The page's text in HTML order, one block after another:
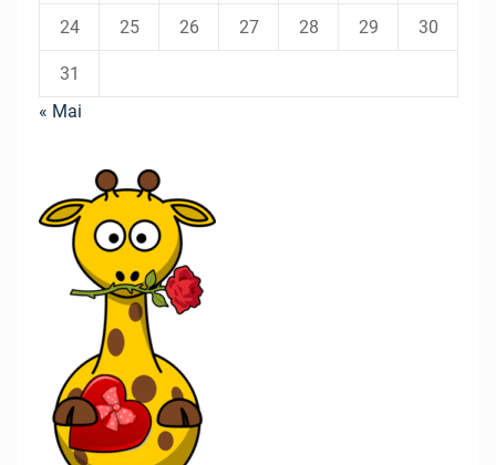
24 25 26 27 28 29 30
31
« Mai